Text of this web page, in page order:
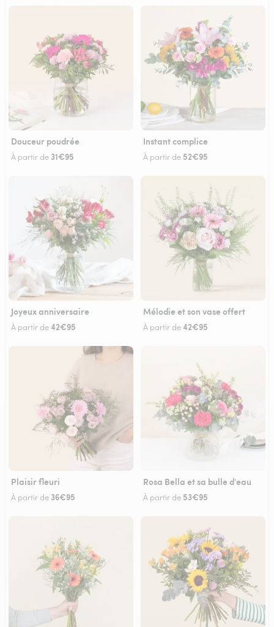
Douceur poudrée
À partir de 31€95
Instant complice
À partir de 52€95
Joyeux anniversaire
À partir de42€95
Mélodie et son vase offert
À partir de42€95
Plaisir fleuri
À partir de 36€95
Rosa Bella et sa bulle d'eau
À partir de 53€95